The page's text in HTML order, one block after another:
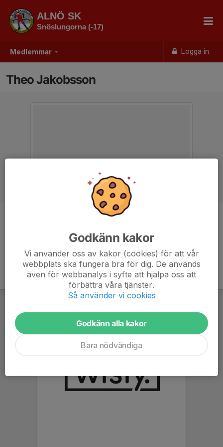
Medlemmar Logga in
ALNÖ SK
Snöslungorna (-17)
Theo Jakobsson
Godkänn kakor
Vi använder oss av kakor (cookies) för att vår
webbplats ska fungera bra för dig. De används
även för webbanalys i syfte att hjälpa oss att
förbättra våra tjänster.
Så använder vi cookies
Godkänn alla kakor
Bara nödvändiga